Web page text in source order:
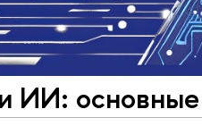
ИИ: